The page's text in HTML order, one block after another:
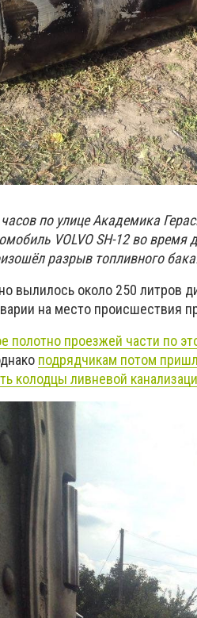
по улице Академика
VOLVO SH-12 во
разрыв топливного
вылилось около 250 литров
на место происшествия
полотно проезжей части по
подрядчикам потом
колодцы ливневой